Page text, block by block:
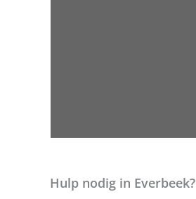
Hulp nodig in Everbeek?